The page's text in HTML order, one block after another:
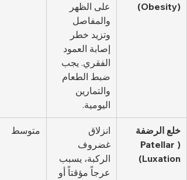
(Obesity)
على الظهر
والمفاصل
وتزيد خطر
إصابة العمود
الفقري. يجب
ضبط الطعام
والتمارين
اليومية.
خلع الرضفة
(Patellar
Luxation)
انزلاق
غضروف
الركبة، يسبب
عرجاً مؤقتاً أو
متوسط